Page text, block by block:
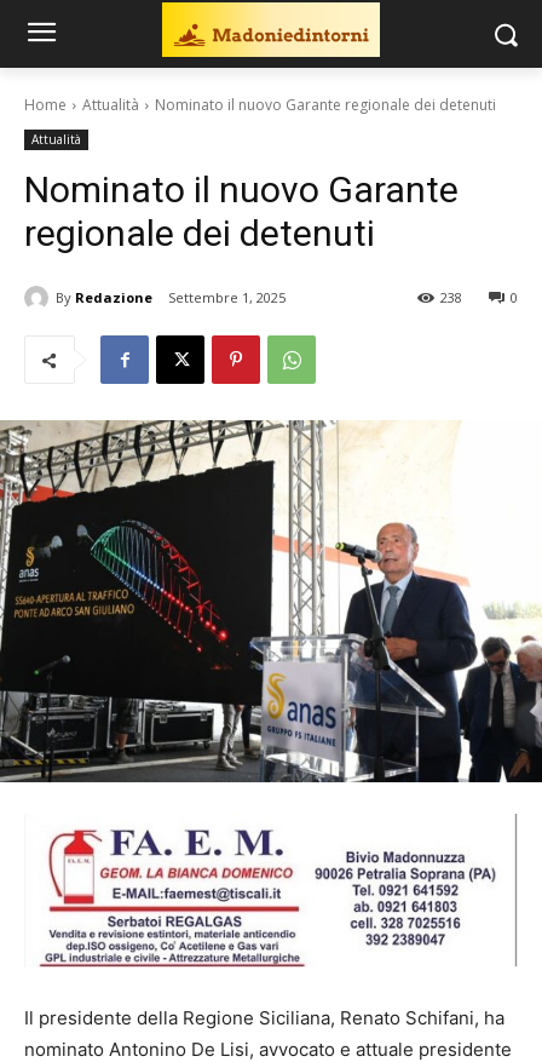
Home Attualità Nominato il nuovo Garante regionale dei detenuti
Attualità
Nominato il nuovo Garante
regionale dei detenuti
By Redazione Settembre 1, 2025 0
238
Il presidente della Regione Siciliana, Renato Schifani, ha
nominato Antonino De Lisi, avvocato e attuale presidente